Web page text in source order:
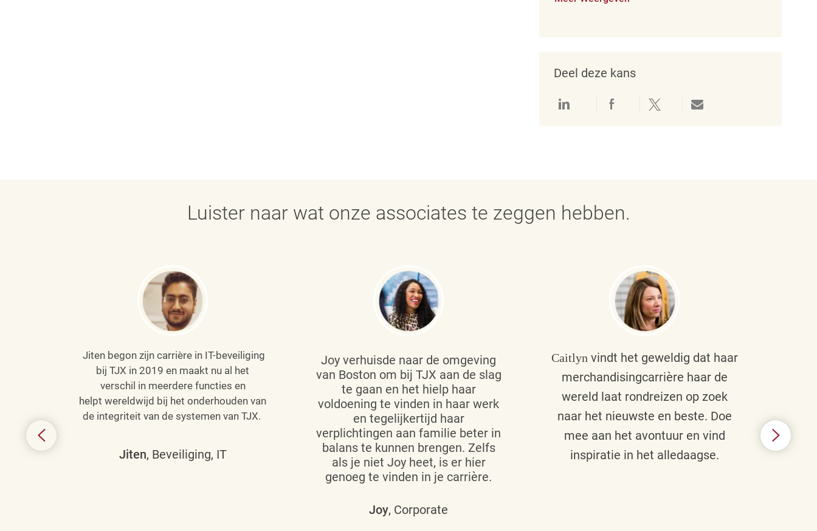
Deel deze kans
Delen via LinkedInDelen via Facebook
Delen via twitterDelen via e-mail
Luister naar wat onze associates te zeggen hebben.
Jiten begon zijn carrière in IT-beveiliging
bij TJX in 2019 en maakt nu al het
verschil in meerdere functies en
helpt wereldwijd bij het onderhouden van
de integriteit van de systemen van TJX.
Jiten, Beveiliging, IT
Joy verhuisde naar de omgeving
van Boston om bij TJX aan de slag
te gaan en het hielp haar
voldoening te vinden in haar werk
en tegelijkertijd haar
verplichtingen aan familie beter in
balans te kunnen brengen. Zelfs
als je niet Joy heet, is er hier
genoeg te vinden in je carrière.
Joy, Corporate
Caitlyn vindt het geweldig dat haar
merchandisingcarrière haar de
wereld laat rondreizen op zoek
naar het nieuwste en beste. Doe
mee aan het avontuur en vind
inspiratie in het alledaagse.